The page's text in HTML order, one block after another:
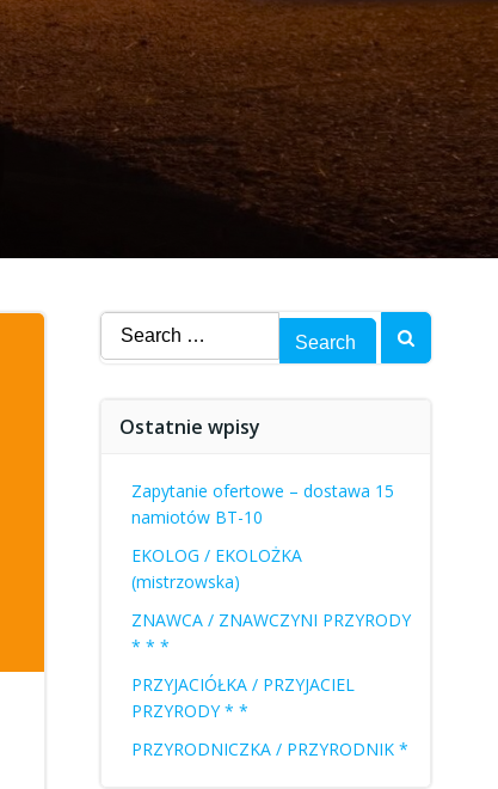
Search
for:
Ostatnie wpisy
Zapytanie ofertowe – dostawa 15
namiotów BT-10
EKOLOG / EKOLOŻKA
(mistrzowska)
ZNAWCA / ZNAWCZYNI PRZYRODY
* * *
PRZYJACIÓŁKA / PRZYJACIEL
PRZYRODY * *
PRZYRODNICZKA / PRZYRODNIK *